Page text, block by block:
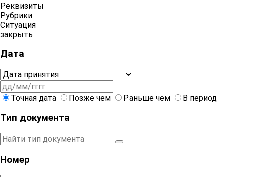
Реквизиты
Рубрики
Ситуация
закрыть
Дата
Точная дата Позже чем Раньше чем В период
Тип документа
Номер